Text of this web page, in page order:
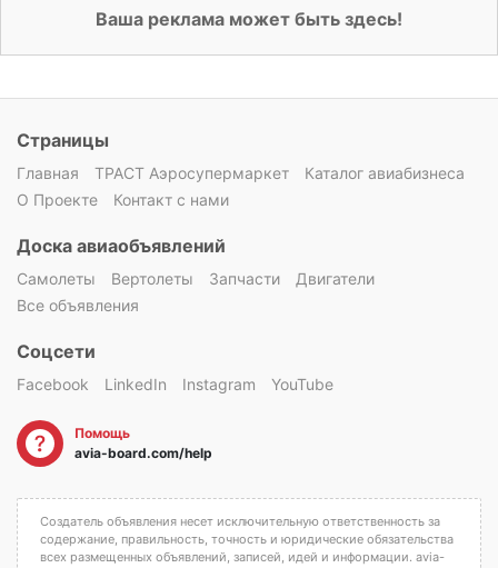
Ваша реклама может быть здесь!
Страницы
Главная ТРАСТ Аэросупермаркет
Каталог авиабизнеса
О Проекте
Контакт с нами
Доска авиаобъявлений
Самолеты Вертолеты Запчасти
Двигатели
Все объявления
Соцсети
Facebook LinkedIn Instagram YouTube
Помощь
avia-board.com/help
Создатель объявления несет исключительную ответственность за
содержание, правильность, точность и юридические обязательства
всех размещенных объявлений, записей, идей и информации. avia-